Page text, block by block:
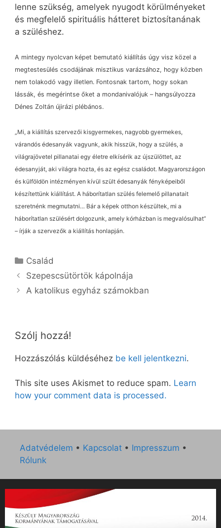
lenne szükség, amelyek nyugodt körülményeket
és megfelelő spirituális hátteret biztosítanának
a szüléshez.
A mintegy nyolcvan képet bemutató kiállítás úgy visz közel a
megtestesülés csodájának misztikus varázsához, hogy közben
nem tolakodó vagy illetlen. Fontosnak tartom, hogy sokan
lássák, és megérintse őket a mondanivalójuk –hangsúlyozza
Dénes Zoltán újirázi plébános.
„Mi, a kiállítás szervezői kisgyermekes, nagyobb gyermekes,
várandós édesanyák vagyunk, akik hisszük, hogy a szülés, a
világrajövetel pillanatai egy életre elkísérik az újszülöttet, az
édesanyját, aki világra hozta, és az egész családot. Magyarországon
és külföldön intézményen kívül szült édesanyák fényképeiből
készítettünk kiállítást. A háborítatlan szülés felemelő pillanatait
szeretnénk megmutatni… Bár a képek otthon készültek, mi a
háborítatlan szülésért dolgozunk, amely kórházban is megvalósulhat”
– írják a szervezők a kiállítás honlapján.
Kategória
Család
Szepescsütörtök kápolnája
A katolikus egyház számokban
Szólj hozzá!
Hozzászólás küldéséhez be kell jelentkezni.
This site uses Akismet to reduce spam. Learn
how your comment data is processed.
Adatvédelem • Kapcsolat • Impresszum •
Rólunk